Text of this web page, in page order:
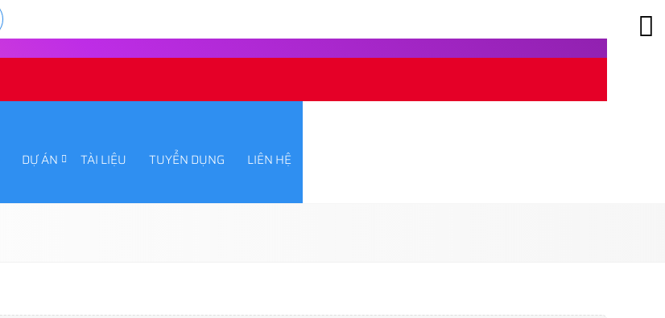
DỰ ÁN TÀI LIỆU TUYỂN DỤNG LIÊN HỆ